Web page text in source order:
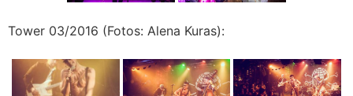
Tower 03/2016 (Fotos: Alena Kuras):